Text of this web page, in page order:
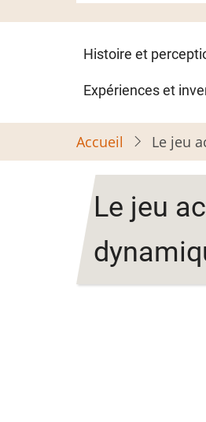
Navigation
principale
Histoire et
Expériences et
Accueil Le jeu
Le jeu